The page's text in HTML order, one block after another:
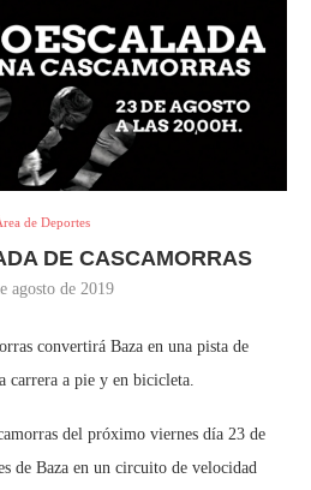
de Deportes
DE CASCAMORRAS
agosto de 2019
convertirá Baza en una pista de
carrera a pie y en bicicleta.
del próximo viernes día 23 de
de Baza en un circuito de velocidad